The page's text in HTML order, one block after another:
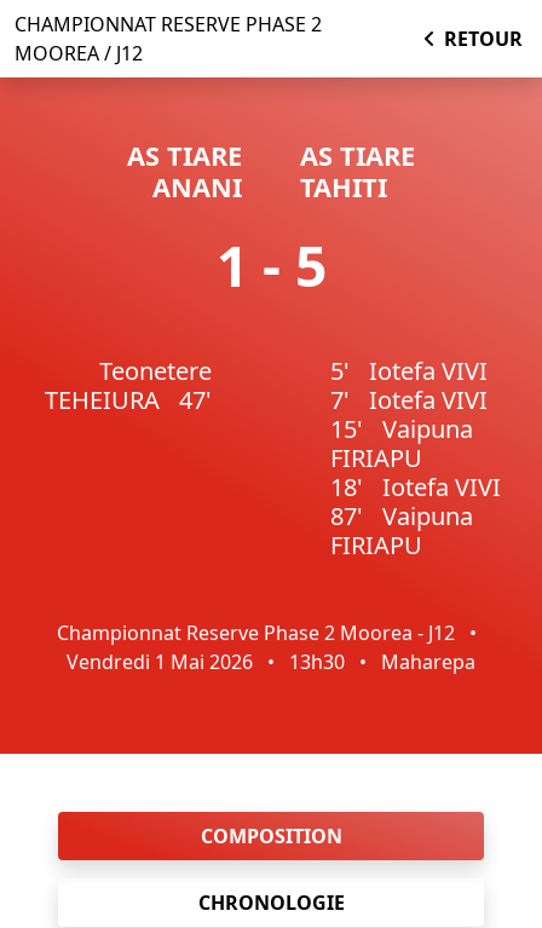
CHAMPIONNAT RESERVE PHASE 2
MOOREA / J12
RETOUR
AS TIARE
ANANI
AS TIARE
TAHITI
1 - 5
Teonetere
TEHEIURA
47'
5'
Iotefa VIVI
7'
Iotefa VIVI
15'
Vaipuna
FIRIAPU
18'
Iotefa VIVI
87'
Vaipuna
FIRIAPU
Championnat Reserve Phase 2 Moorea - J12
•
Vendredi 1 Mai 2026 • 13h30 • Maharepa
COMPOSITION
CHRONOLOGIE